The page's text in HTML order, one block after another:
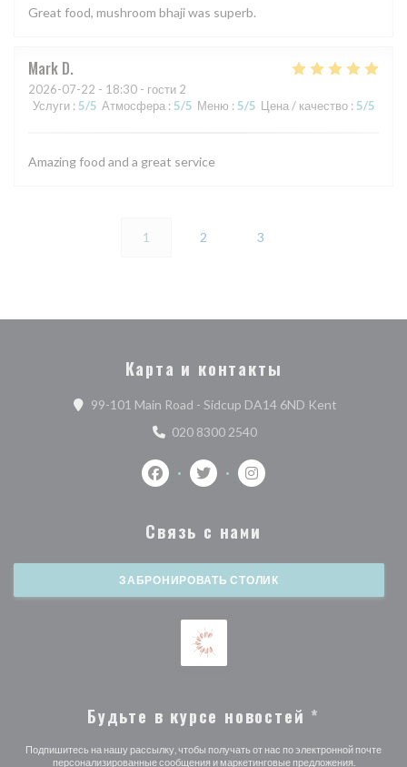
Great food, mushroom bhaji was superb.
Mark D
2026-07-22 - 18:30 - гости 2
Услуги : 5/5 Атмосфера : 5/5 Меню : 5/5 Цена / качество : 5/5
Amazing food and a great service
1 2 3
Карта и контакты
99-101 Main Road - Sidcup DA14 6ND Kent
020 8300 2540
Facebook ((открывается в новом
Twitter ((открывается в новом
Instagram
Связь с нами
ЗАБРОНИРОВАТЬ СТОЛИК
Будьте в курсе новостей *
Подпишитесь на нашу рассылку, чтобы получать от нас по электронной почте
персонализированные сообщения и маркетинговые предложения.